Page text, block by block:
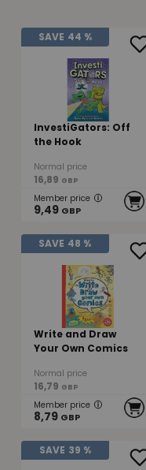
SAVE 44 %
InvestiGators: Off
the Hook
Normal price
16,89 GBP
Member price
9,49 GBP
SAVE 48 %
Write and Draw
Your Own Comics
Normal price
16,79 GBP
Member price
8,79 GBP
SAVE 39 %